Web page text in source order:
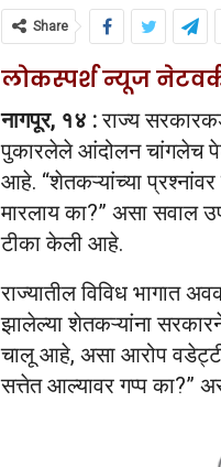
Share
लोकस्पर्श न्यूज
नागपूर, १४ :राज्य
पुकारलेले आंदोलन चांगलेच
आहे. “शेतकऱ्यांच्या प्रश्नांवर
मारलाय का?” असा सवाल
टीका केली आहे.
राज्यातील विविध भागात
झालेल्या शेतकऱ्यांना सरकारने
चालू आहे, असा आरोप
सत्तेत आल्यावर गप्प का?”